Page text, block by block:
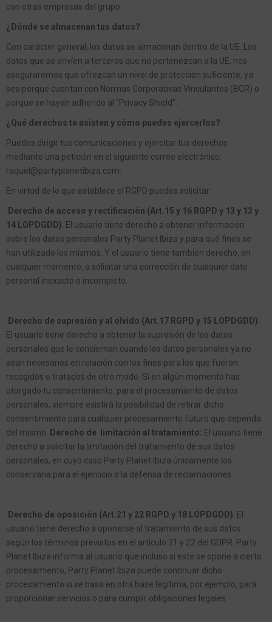
con otras empresas del grupo.
¿Dónde se almacenan tus datos?
Con carácter general, los datos se almacenan dentro de la UE. Los
datos que se envíen a terceros que no pertenezcan a la UE, nos
aseguraremos que ofrezcan un nivel de protección suficiente, ya
sea porque cuentan con Normas Corporativas Vinculantes (BCR) o
porque se hayan adherido al “Privacy Shield”.
¿Qué derechos te asisten y cómo puedes ejercerlos?
Puedes dirigir tus comunicaciones y ejercitar tus derechos
mediante una petición en el siguiente correo electrónico:
raquel@partyplanetibiza.com.
En virtud de lo que establece el RGPD puedes solicitar:
Derecho de acceso y rectificación (Art.15 y 16 RGPD y 13 y 13 y
14 LOPDGDD): El usuario tiene derecho a obtener información
sobre los datos personales Party Planet Ibiza y para qué fines se
han utilizado los mismos. Y el usuario tiene también derecho, en
cualquier momento, a solicitar una corrección de cualquier dato
personal inexacto o incompleto.
Derecho de supresión y al olvido (Art.17 RGPD y 15 LOPDGDD):
El usuario tiene derecho a obtener la supresión de los datos
personales que le conciernan cuando los datos personales ya no
sean necesarios en relación con los fines para los que fueron
recogidos o tratados de otro modo. Si en algún momento has
otorgado tu consentimiento, para el procesamiento de datos
personales, siempre existirá la posibilidad de retirar dicho
consentimiento para cualquier procesamiento futuro que dependa
del mismo. Derecho de limitación al tratamiento: El usuario tiene
derecho a solicitar la limitación del tratamiento de sus datos
personales, en cuyo caso Party Planet Ibiza únicamente los
conservaría para el ejercicio o la defensa de reclamaciones.
Derecho de oposición (Art.21 y 22 RGPD y 18 LOPDGDD): El
usuario tiene derecho a oponerse al tratamiento de sus datos
según los términos previstos en el artículo 21 y 22 del GDPR. Party
Planet Ibiza informa al usuario que incluso si este se opone a cierto
procesamiento, Party Planet Ibiza puede continuar dicho
procesamiento si se basa en otra base legítima, por ejemplo, para
proporcionar servicios o para cumplir obligaciones legales.